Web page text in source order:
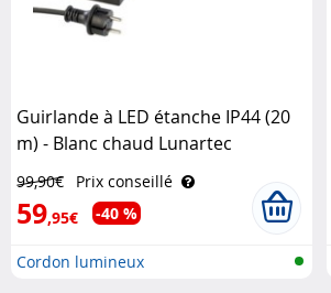
Guirlande à LED étanche IP44 (20
m) - Blanc chaud Lunartec
99,90€ Prix conseillé
59,95€ -40 %
Cordon lumineux